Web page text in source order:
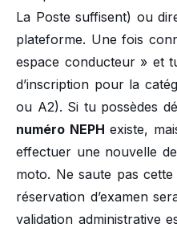
La Poste suffisent) ou
plateforme. Une fois
espace conducteur » et
d’inscription pour la
ou A2). Si tu possèdes
numéro NEPH existe,
effectuer une nouvelle
moto. Ne saute pas
réservation d’examen
validation administrative